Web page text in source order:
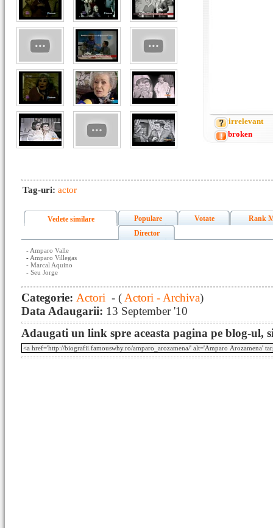
irrelevant
broken
Tag-uri: actor
Vedete similare Populare Votate
Rank
Director
- Amparo Valle
- Amparo Villegas
- Marcal Aquino
- Seu Jorge
Categorie: Actori - ( Actori - Archiva)
Data Adaugarii: 13 September '10
Adaugati un link spre aceasta pagina pe blog-ul,